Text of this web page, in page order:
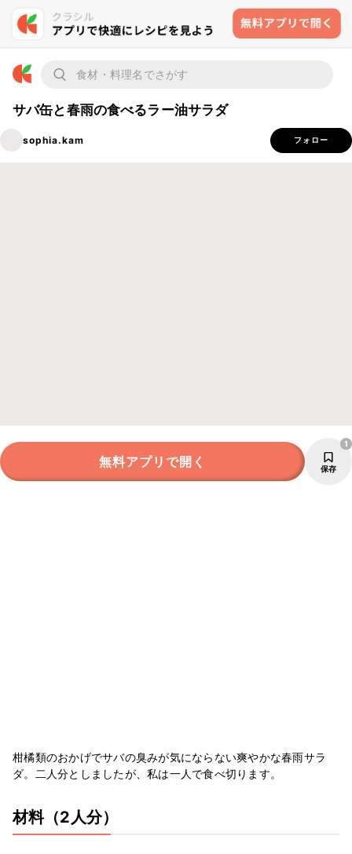
サバ缶と春雨の食べるラー油サラダ
sophia.kam フォロー
無料アプリで開く 保存
1
柑橘類のおかげでサバの臭みが気にならない爽やかな春雨サラ
ダ。二人分としましたが、私は一人で食べ切ります。
材料（2人分）